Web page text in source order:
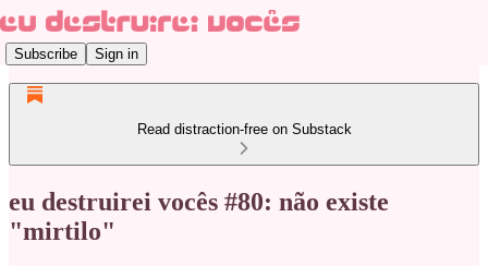
Subscribe Sign in
Read distraction-free on Substack
eu destruirei vocês #80: não existe
"mirtilo"